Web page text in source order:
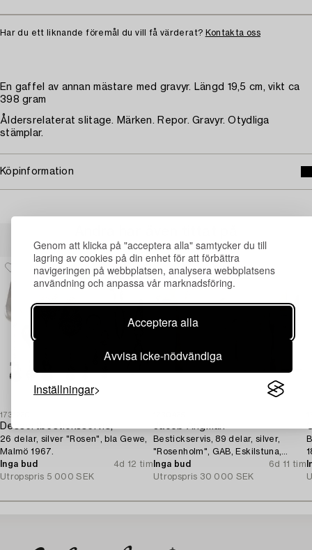
Genom att klicka på "acceptera alla" samtycker du till
lagring av cookies på din enhet för att förbättra
navigeringen på webbplatsen, analysera webbplatsens
användning och anpassa vår marknadsföring.
Acceptera alla
Avvisa icke-nödvändiga
Inställningar
Har du ett liknande föremål du vill få värderat? Kontakta oss
En gaffel av annan mästare med gravyr. Längd 19,5 cm, vikt ca
398 gram
Åldersrelaterat slitage. Märken. Repor. Gravyr. Otydliga
stämplar.
Köpinformation
1731230
Dessertbesticksservis,
26 delar, silver "Rosen", bla Gewe,
Malmö 1967.
Inga bud
4d 12 tim
Utropspris 5 000 SEK
Jacob Ängman
Bestickservis, 89 delar, silver,
"Rosenholm", GAB, Eskilstuna,
1961-87.
Inga bud
6d 11 tim
Utropspris 30 000 SEK